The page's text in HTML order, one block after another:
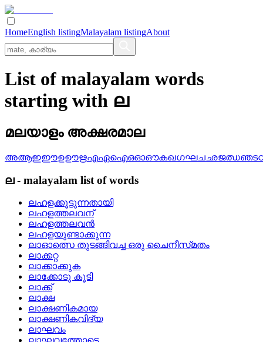
HomeEnglish listingMalayalam listingAbout
List of malayalam words
starting with ല
മലയാളം അക്ഷരമാല
അആഇഈഉഊഋഎഏഐഒഓഔകഖഗഘചഛജഝഞട
ല- malayalam list of words
ലഹളക്കൂട്ടുന്നതായി
ലഹളത്തലവന്
ലഹളത്തലവന്‍
ലഹളയുണ്ടാക്കുന്ന
ലാഓത്സെ തുടങ്ങിവച്ച ഒരു ചൈനീസ്‌മതം
ലാക്കറ്റ
ലാക്കാക്കുക
ലാക്കോടു കൂടി
ലാക്ക്
ലാക്ഷ
ലാക്ഷണികമായ
ലാക്ഷണികവിദ്യ
ലാഘവം